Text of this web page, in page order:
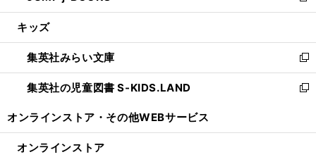
開
ウ
開
く
ン
ウ
で
開
く
ウ
ン
ド
ウ
で
し
ウ
ィ
ン
ド
開
キッズ
集英社みらい文庫
新
し
い
ン
集英社の児童図書 S-KIDS.LAND
新
ウ
オンラインストア・ その他WEBサービス
オンラインストア